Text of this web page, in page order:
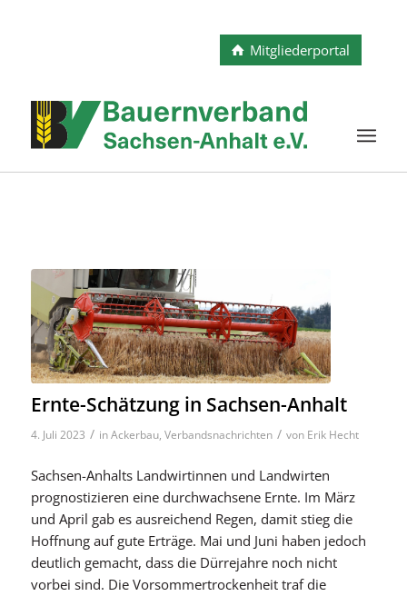
Mitgliederportal
Ernte-Schätzung in Sachsen-Anhalt
4. Juli 2023 / inAckerbau, Verbandsnachrichten / von Erik Hecht
Sachsen-Anhalts Landwirtinnen und Landwirten
prognostizieren eine durchwachsene Ernte. Im März
und April gab es ausreichend Regen, damit stieg die
Hoffnung auf gute Erträge. Mai und Juni haben jedoch
deutlich gemacht, dass die Dürrejahre noch nicht
vorbei sind. Die Vorsommertrockenheit traf die